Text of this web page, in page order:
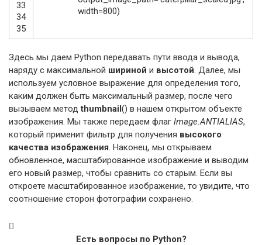
33
34
35
width=800)
Здесь мы даем Python передавать пути ввода и вывода,
наряду с максимальной шириной и высотой. Далее, мы
используем условное выражение для определения того,
каким должен быть максимальный размер, после чего
вызываем методthumbnail() в нашем открытом объекте
изображения. Мы также передаем флаг Image.ANTIALIAS,
который применит фильтр для получения высокого
качества изображения. Наконец, мы открываем
обновленное, масштабированное изображение и выводим
его новый размер, чтобы сравнить со старым. Если вы
откроете масштабированное изображение, то увидите, что
соотношение сторон фотографии сохранено.
Есть вопросы по Python?